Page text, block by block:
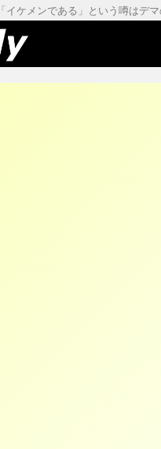
イケメンである」という噂はデ